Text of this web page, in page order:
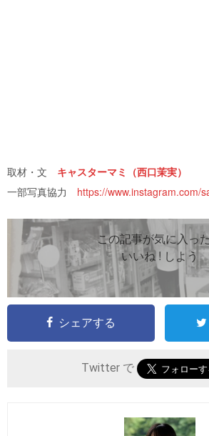
取材・文 キャスターマミ（西口茉実）
一部写真協力 https://www.instagram.com/
この記事が気に入っ
いいね ! しよう
シェアする
Twitter で